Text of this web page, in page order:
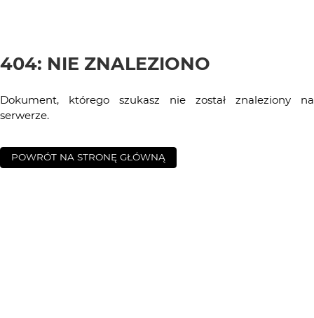
404: NIE ZNALEZIONO
Dokument, którego szukasz nie został znaleziony na
serwerze.
POWRÓT NA STRONĘ GŁÓWNĄ